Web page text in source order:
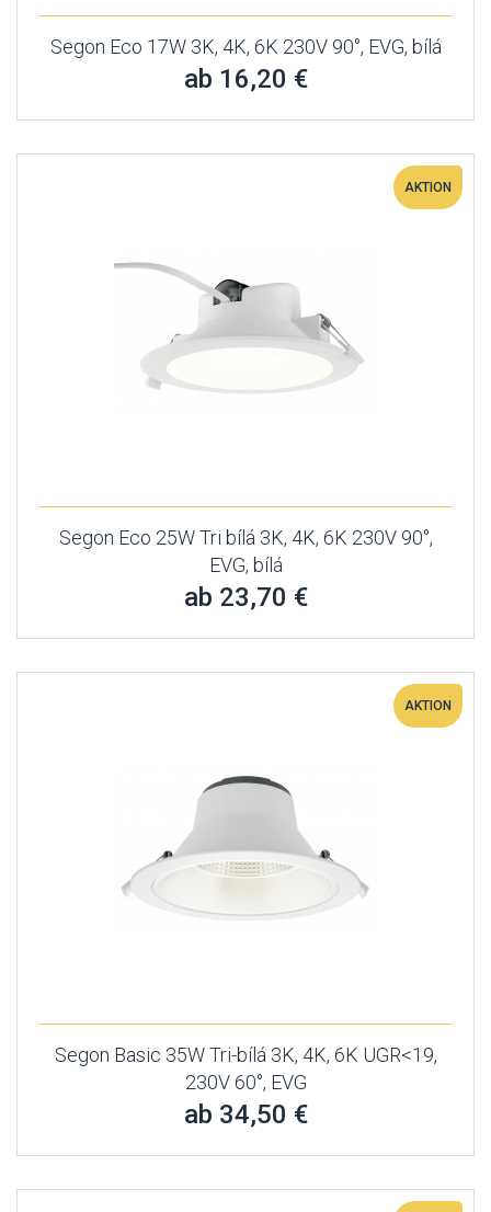
Segon Eco 17W 3K, 4K, 6K 230V 90°, EVG, bílá
ab 16,20 €
AKTION
Segon Eco 25W Tri bílá 3K, 4K, 6K 230V 90°,
EVG, bílá
ab 23,70 €
AKTION
Segon Basic 35W Tri-bílá 3K, 4K, 6K UGR<19,
230V 60°, EVG
ab 34,50 €